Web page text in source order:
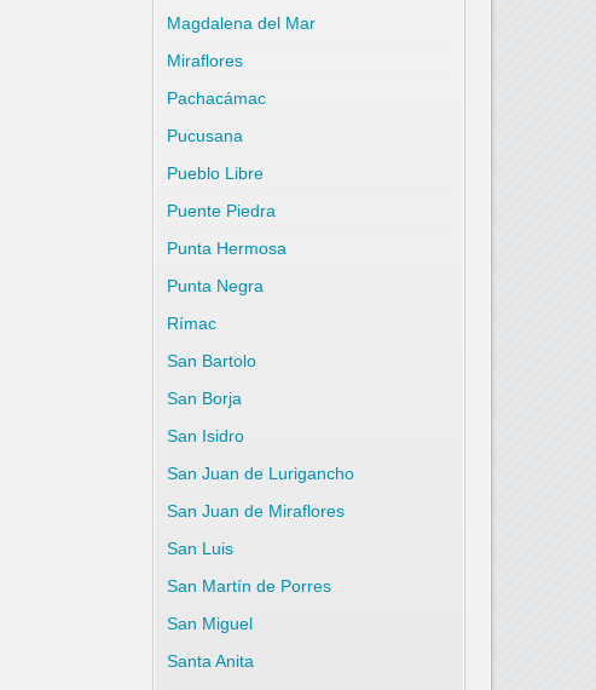
Magdalena del Mar
Miraflores
Pachacámac
Pucusana
Pueblo Libre
Puente Piedra
Punta Hermosa
Punta Negra
Rímac
San Bartolo
San Borja
San Isidro
San Juan de Lurigancho
San Juan de Miraflores
San Luis
San Martín de Porres
San Miguel
Santa Anita